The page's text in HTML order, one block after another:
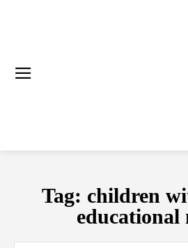
Tag: children
educational